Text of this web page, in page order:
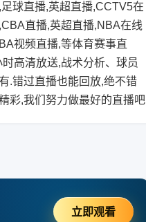
球直播,英超直播,CCTV5在
直播,英超直播,NBA在线
视频直播,等体育赛事直
高清放送,战术分析、球员
.错过直播也能回放,绝不错
彩,我们努力做最好的直播吧
立即观看